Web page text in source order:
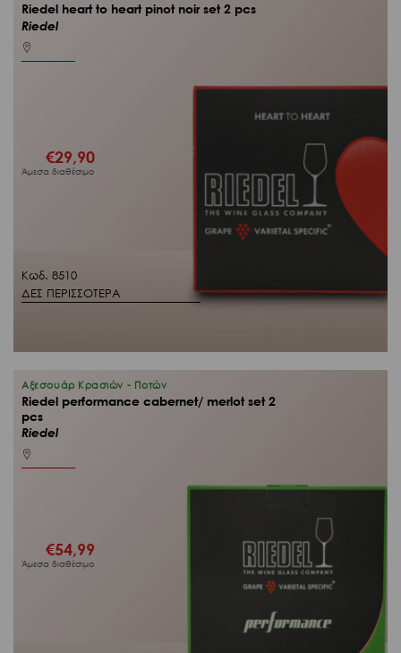
Κωδ. 8510
ΔΕΣ ΠΕΡΙΣΣΟΤΕΡΑ
Riedel heart to heart pinot noir set 2 pcs
Riedel
€29,90
Άμεσα διαθέσιμο
Αξεσουάρ Κρασιών - Ποτών
Riedel performance cabernet/ merlot set 2
pcs
Riedel
€54,99
Άμεσα διαθέσιμο